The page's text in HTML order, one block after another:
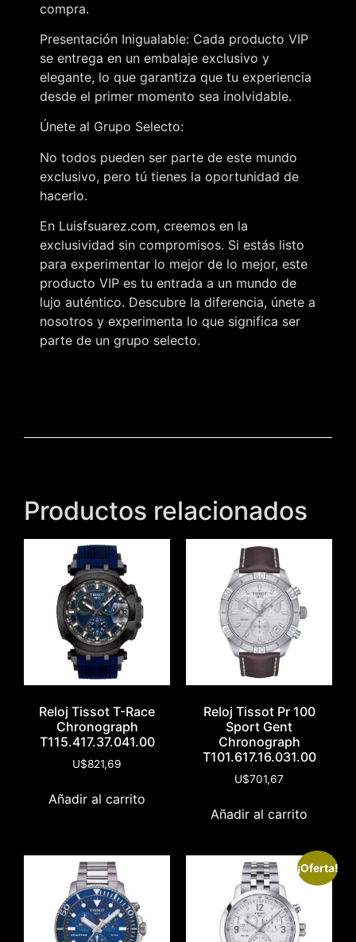
compra.
Presentación Inigualable: Cada producto VIP
se entrega en un embalaje exclusivo y
elegante, lo que garantiza que tu experiencia
desde el primer momento sea inolvidable.
Únete al Grupo Selecto:
No todos pueden ser parte de este mundo
exclusivo, pero tú tienes la oportunidad de
hacerlo.
En Luisfsuarez.com, creemos en la
exclusividad sin compromisos. Si estás listo
para experimentar lo mejor de lo mejor, este
producto VIP es tu entrada a un mundo de
lujo auténtico. Descubre la diferencia, únete a
nosotros y experimenta lo que significa ser
parte de un grupo selecto.
Productos relacionados
Reloj Tissot T-Race
Chronograph
T115.417.37.041.00
U$821,69
Añadir al carrito
Reloj Tissot Pr 100
Sport Gent
Chronograph
T101.617.16.031.00
U$701,67
Añadir al carrito
¡Oferta!